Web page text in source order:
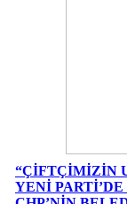
“ÇİFTÇİMİZİN
YENİ